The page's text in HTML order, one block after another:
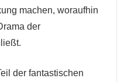
machen, woraufhin
der
der fantastischen